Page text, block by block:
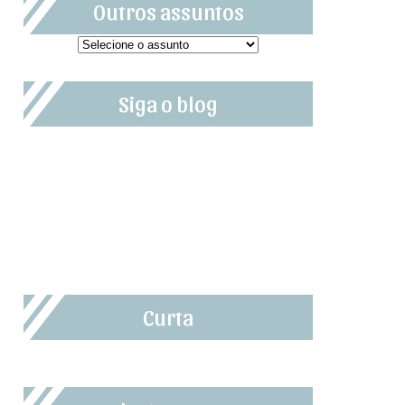
Outros assuntos
Siga o blog
Curta